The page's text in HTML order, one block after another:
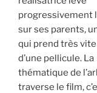
progressivement
sur ses parents,
qui prend très vite
d’une pellicule. La
thématique de
traverse le film,